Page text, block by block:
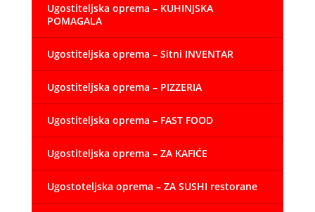
Ugostiteljska oprema – KUHINJSKA
POMAGALA
Ugostiteljska oprema – Sitni INVENTAR
Ugostiteljska oprema – PIZZERIA
Ugostiteljska oprema – FAST FOOD
Ugostiteljska oprema – ZA KAFIĆE
Ugostoteljska oprema – ZA SUSHI restorane